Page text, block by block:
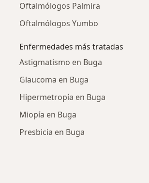
Oftalmólogos Palmira
Oftalmólogos Yumbo
Enfermedades más tratadas
Astigmatismo en Buga
Glaucoma en Buga
Hipermetropía en Buga
Miopía en Buga
Presbicia en Buga